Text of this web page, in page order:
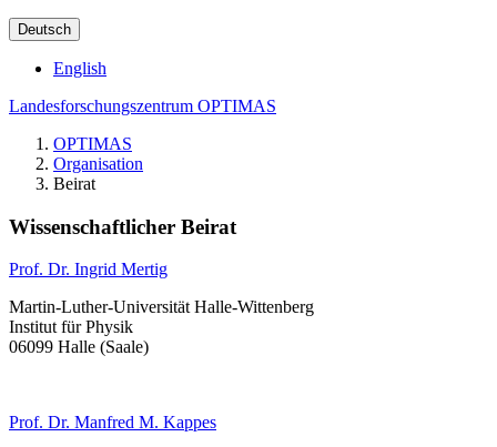
Deutsch
English
Landesforschungszentrum OPTIMAS
OPTIMAS
Organisation
Beirat
Wissenschaftlicher Beirat
Prof. Dr. Ingrid Mertig
Martin-Luther-Universität Halle-Wittenberg
Institut für Physik
06099 Halle (Saale)
Prof. Dr. Manfred M. Kappes